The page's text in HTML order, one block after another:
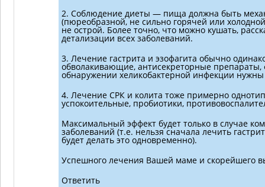
2. Соблюдение диеты — пища должна быть
(пюреобразной, не сильно горячей или
не острой. Более точно, что можно кушать,
детализации всех заболеваний.
3. Лечение гастрита и эзофагита обычно
обволакивающие, антисекреторные
обнаружении хеликобактерной инфекции
4. Лечение СРК и колита тоже примерно
успокоительные, пробиотики,
Максимальный эффект будет только в случае
заболеваний (т.е. нельзя сначала лечить
будет делать это одновременно).
Успешного лечения Вашей маме и скорейшего
Ответить